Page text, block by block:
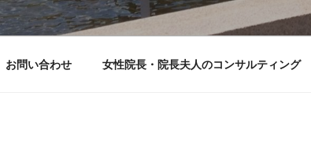
お問い合わせ 女性院長・院長夫人のコンサルティング